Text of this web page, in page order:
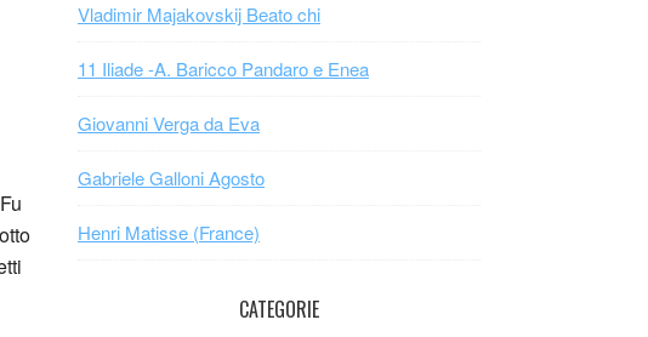
Vladimir Majakovskij Beato chi
11 Iliade -A. Baricco Pandaro e Enea
Giovanni Verga da Eva
Gabriele Galloni Agosto
Henri Matisse (France)
CATEGORIE